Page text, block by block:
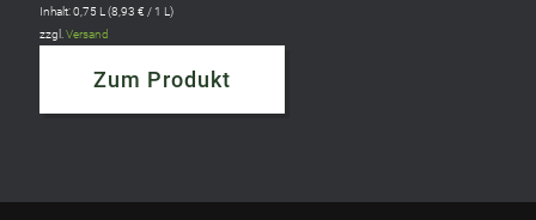
Inhalt: 0,75 L (8,93 € / 1 L)
zzgl.Versand
Zum Produkt